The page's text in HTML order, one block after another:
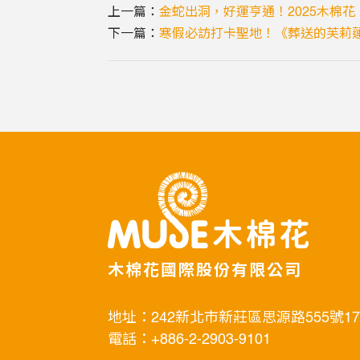
上一篇：金蛇出洞，好運亨通！2025木棉花
下一篇：寒假必訪打卡聖地！《葬送的芙莉
木棉花國際股份有限公司
地址：242新北市新莊區思源路555號
電話：+886-2-2903-9101